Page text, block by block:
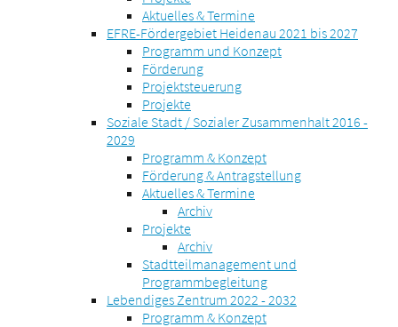
Aktuelles & Termine
EFRE-Fördergebiet Heidenau 2021 bis 2027
Programm und Konzept
Förderung
Projektsteuerung
Projekte
Soziale Stadt / Sozialer Zusammenhalt 2016 -
2029
Programm & Konzept
Förderung & Antragstellung
Aktuelles & Termine
Archiv
Projekte
Archiv
Stadtteilmanagement und
Programmbegleitung
Lebendiges Zentrum 2022 - 2032
Programm & Konzept